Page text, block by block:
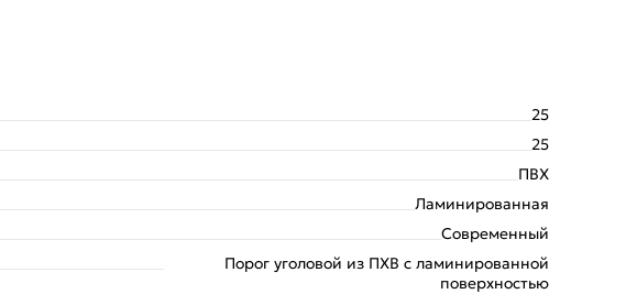
25
25
ПВХ
Ламинированная
Современный
Порог уголовой из ПХВ с ламинированной
поверхностью